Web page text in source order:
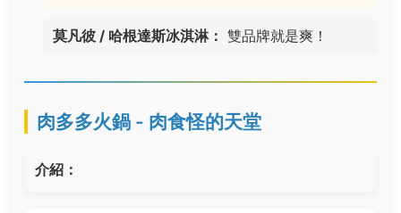
莫凡彼 / 哈根達斯冰淇淋： 雙品牌就是爽！
肉多多火鍋 - 肉食怪的天堂
介紹：